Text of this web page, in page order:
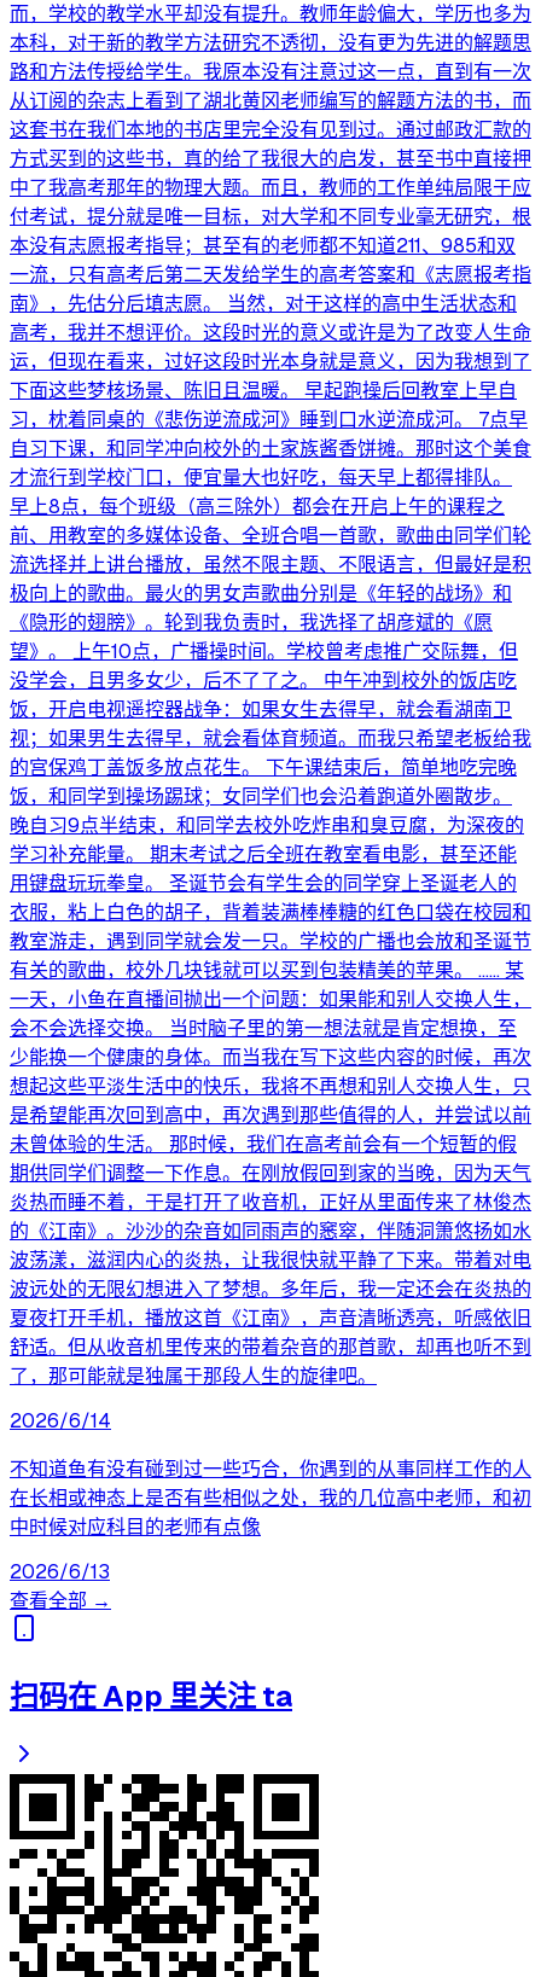
而，学校的教学水平却没有提升。教师年龄偏大，学历也多为
本科，对于新的教学方法研究不透彻，没有更为先进的解题思
路和方法传授给学生。我原本没有注意过这一点，直到有一次
从订阅的杂志上看到了湖北黄冈老师编写的解题方法的书，而
这套书在我们本地的书店里完全没有见到过。通过邮政汇款的
方式买到的这些书，真的给了我很大的启发，甚至书中直接押
中了我高考那年的物理大题。而且，教师的工作单纯局限于应
付考试，提分就是唯一目标，对大学和不同专业毫无研究，根
本没有志愿报考指导；甚至有的老师都不知道211、985和双
一流，只有高考后第二天发给学生的高考答案和《志愿报考指
南》，先估分后填志愿。 当然，对于这样的高中生活状态和
高考，我并不想评价。这段时光的意义或许是为了改变人生命
运，但现在看来，过好这段时光本身就是意义，因为我想到了
下面这些梦核场景、陈旧且温暖。 早起跑操后回教室上早自
习，枕着同桌的《悲伤逆流成河》睡到口水逆流成河。 7点早
自习下课，和同学冲向校外的土家族酱香饼摊。那时这个美食
才流行到学校门口，便宜量大也好吃，每天早上都得排队。
早上8点，每个班级（高三除外）都会在开启上午的课程之
前、用教室的多媒体设备、全班合唱一首歌，歌曲由同学们轮
流选择并上讲台播放，虽然不限主题、不限语言，但最好是积
极向上的歌曲。最火的男女声歌曲分别是《年轻的战场》和
《隐形的翅膀》。轮到我负责时，我选择了胡彦斌的《愿
望》。 上午10点，广播操时间。学校曾考虑推广交际舞，但
没学会，且男多女少，后不了了之。 中午冲到校外的饭店吃
饭，开启电视遥控器战争：如果女生去得早，就会看湖南卫
视；如果男生去得早，就会看体育频道。而我只希望老板给我
的宫保鸡丁盖饭多放点花生。 下午课结束后，简单地吃完晚
饭，和同学到操场踢球；女同学们也会沿着跑道外圈散步。
晚自习9点半结束，和同学去校外吃炸串和臭豆腐，为深夜的
学习补充能量。 期末考试之后全班在教室看电影，甚至还能
用键盘玩玩拳皇。 圣诞节会有学生会的同学穿上圣诞老人的
衣服，粘上白色的胡子，背着装满棒棒糖的红色口袋在校园和
教室游走，遇到同学就会发一只。学校的广播也会放和圣诞节
有关的歌曲，校外几块钱就可以买到包装精美的苹果。 …… 某
一天，小鱼在直播间抛出一个问题：如果能和别人交换人生，
会不会选择交换。 当时脑子里的第一想法就是肯定想换，至
少能换一个健康的身体。而当我在写下这些内容的时候，再次
想起这些平淡生活中的快乐，我将不再想和别人交换人生，只
是希望能再次回到高中，再次遇到那些值得的人，并尝试以前
未曾体验的生活。 那时候，我们在高考前会有一个短暂的假
期供同学们调整一下作息。在刚放假回到家的当晚，因为天气
炎热而睡不着，于是打开了收音机，正好从里面传来了林俊杰
的《江南》。沙沙的杂音如同雨声的窸窣，伴随洞箫悠扬如水
波荡漾，滋润内心的炎热，让我很快就平静了下来。带着对电
波远处的无限幻想进入了梦想。多年后，我一定还会在炎热的
夏夜打开手机，播放这首《江南》，声音清晰透亮，听感依旧
舒适。但从收音机里传来的带着杂音的那首歌，却再也听不到
了，那可能就是独属于那段人生的旋律吧。
2026/6/14
不知道鱼有没有碰到过一些巧合，你遇到的从事同样工作的人
在长相或神态上是否有些相似之处，我的几位高中老师，和初
中时候对应科目的老师有点像
2026/6/13
查看全部 →
扫码在 App 里关注 ta